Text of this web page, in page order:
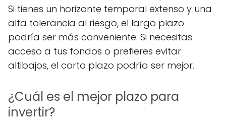
Si tienes un horizonte temporal extenso y una
alta tolerancia al riesgo, el largo plazo
podría ser más conveniente. Si necesitas
acceso a tus fondos o prefieres evitar
altibajos, el corto plazo podría ser mejor.
¿Cuál es el mejor plazo para
invertir?